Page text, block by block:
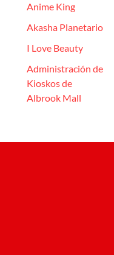
Anime King
Akasha Planetario
I Love Beauty
Administración de
Kioskos de
Albrook Mall